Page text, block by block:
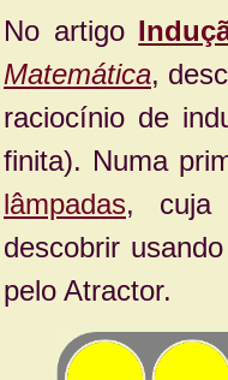
No artigo
Matemática,
raciocínio de
finita). Numa
lâmpadas, cuja
descobrir
pelo Atractor.